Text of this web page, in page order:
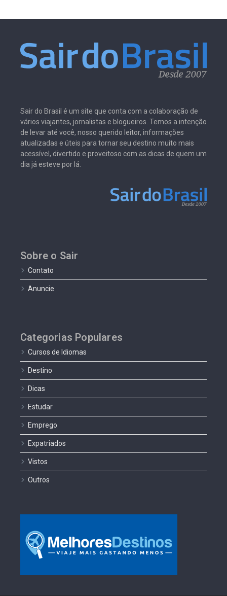
Sair do Brasil é um site que conta com a colaboração de
vários viajantes, jornalistas e blogueiros. Temos a intenção
de levar até você, nosso querido leitor, informações
atualizadas e úteis para tornar seu destino muito mais
acessível, divertido e proveitoso com as dicas de quem um
dia já esteve por lá.
Sobre o Sair
Contato
Anuncie
Categorias Populares
Cursos de Idiomas
Destino
Dicas
Estudar
Emprego
Expatriados
Vistos
Outros